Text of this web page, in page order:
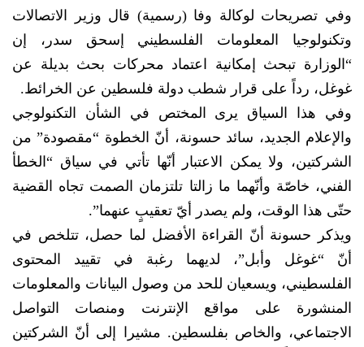
وفي تصريحات لوكالة وفا (رسمية) قال وزير الاتصالات
وتكنولوجيا المعلومات الفلسطيني إسحق سدر، إن
“الوزارة تبحث إمكانية اعتماد محركات بحث بديلة عن
غوغل، رداً على قرار شطب دولة فلسطين عن الخرائط.
وفي هذا السياق يرى المختص في الشأن التكنولوجي
والإعلام الجديد، سائد حسونة، أنّ الخطوة “مقصودة” من
الشركتين، ولا يمكن الاعتبار أنّها تأتي في سياق “الخطأ
الفني، خاصّة وأنّهما ما زالتا تلتزمان الصمت تجاه القضية
حتّى هذا الوقت، ولم يصدر أيّ تعقيبٍ عنهما”.
ويذكر حسونة أنّ القراءة الأفضل لما حصل، تتلخص في
أنّ “غوغل وأبل”، لديهما رغبة في تقييد المحتوى
الفلسطيني، ويسعيان للحد من وصول البيانات والمعلومات
المنشورة على مواقع الإنترنت ومنصات التواصل
الاجتماعي، والخاص بفلسطين. مشيرا إلى أنّ الشركتين